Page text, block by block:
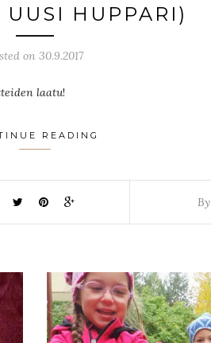
UUSI HUPPARI)
on 30.9.2017
laatu!
READING
By